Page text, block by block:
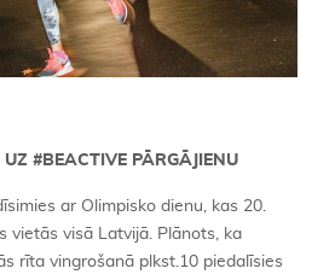
#BEACTIVE PĀRGĀJIENU
ar Olimpisko dienu, kas 20.
vietās visā Latvijā. Plānots, ka
rīta vingrošanā plkst.10 piedalīsies